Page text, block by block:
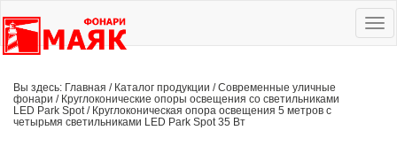
Вы здесь: Главная / Каталог продукции /Современные уличные
фонари / Круглоконические опоры освещения со светильниками
LED Park Spot / Круглоконическая опора освещения 5 метров с
четырьмя светильниками LED Park Spot 35 Вт